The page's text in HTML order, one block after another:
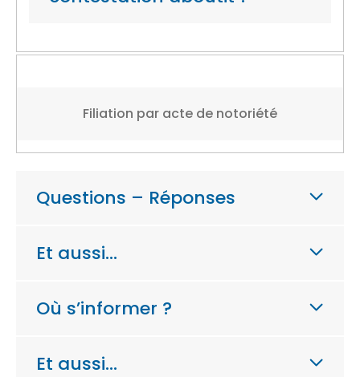
Filiation par acte de notoriété
Questions – Réponses
Et aussi…
Où s’informer ?
Et aussi…